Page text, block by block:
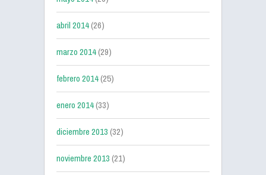
abril 2014(26)
marzo 2014(29)
febrero 2014(25)
enero 2014(33)
diciembre 2013(32)
noviembre 2013(21)